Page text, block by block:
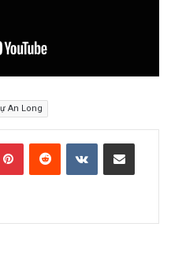
An Long